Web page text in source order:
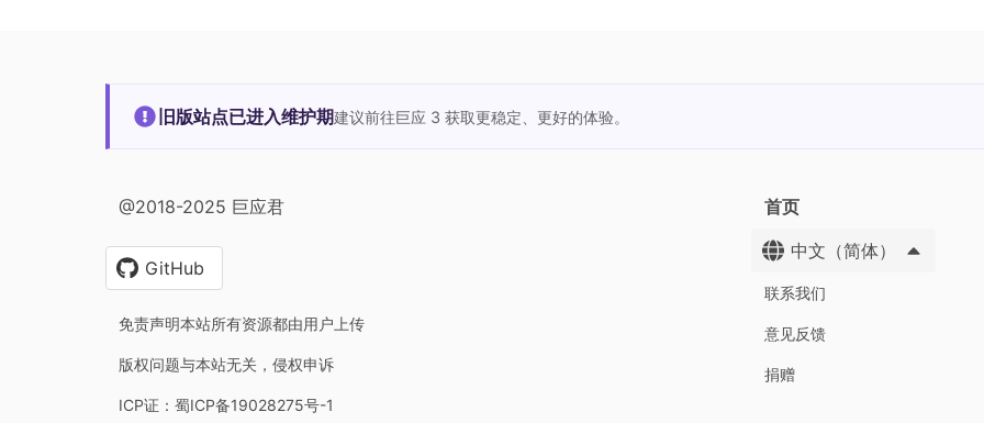
旧版站点已进入维护期建议前往巨应 3 获取更稳定、更好的体验。
@2018-2025 巨应君
GitHub
免责声明本站所有资源都由用户上传
版权问题与本站无关，侵权申诉
ICP证：蜀ICP备19028275号-1
首页
中文（简体）
联系我们
意见反馈
捐赠